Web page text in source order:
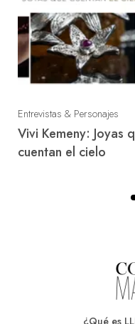
Entrevistas & Personajes
Vivi Kemeny: Joyas
cuentan el cielo
¿Qué es